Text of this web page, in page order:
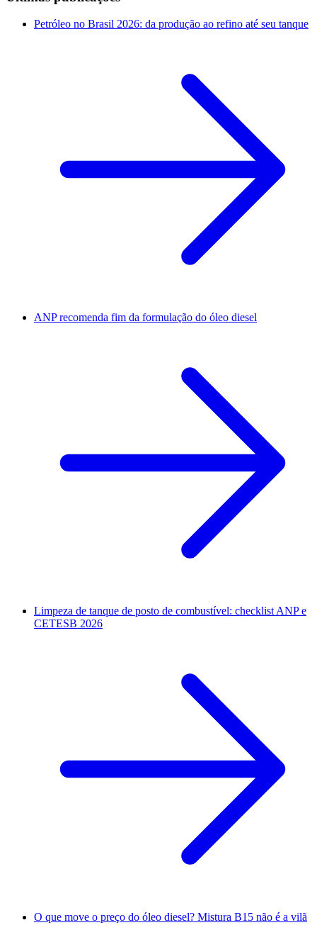
Petróleo no Brasil 2026: da produção ao refino até seu tanque
ANP recomenda fim da formulação do óleo diesel
Limpeza de tanque de posto de combustível: checklist ANP e
CETESB 2026
O que move o preço do óleo diesel? Mistura B15 não é a vilã